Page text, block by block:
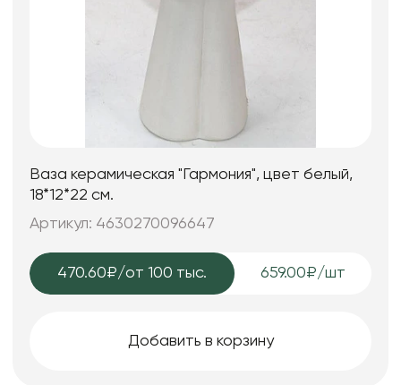
Ваза керамическая "Гармония", цвет белый,
18*12*22 см.
Артикул: 4630270096647
470.60₽/от 100 тыс. 659.00₽/шт
Добавить в корзину